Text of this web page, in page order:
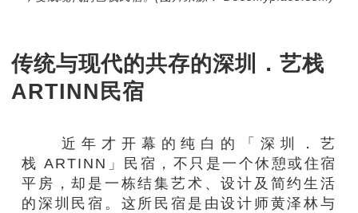
传统与现代的共存的深圳．艺栈
ARTINN民宿
近年才开幕的纯白 的 「深圳 ．艺
栈 ARTINN 」 民宿 ，不只是一个休憩或住宿
平房，却是一栋结集艺术、设计及简约生活
的深圳 民宿。这所民宿是由设计师黄泽林与